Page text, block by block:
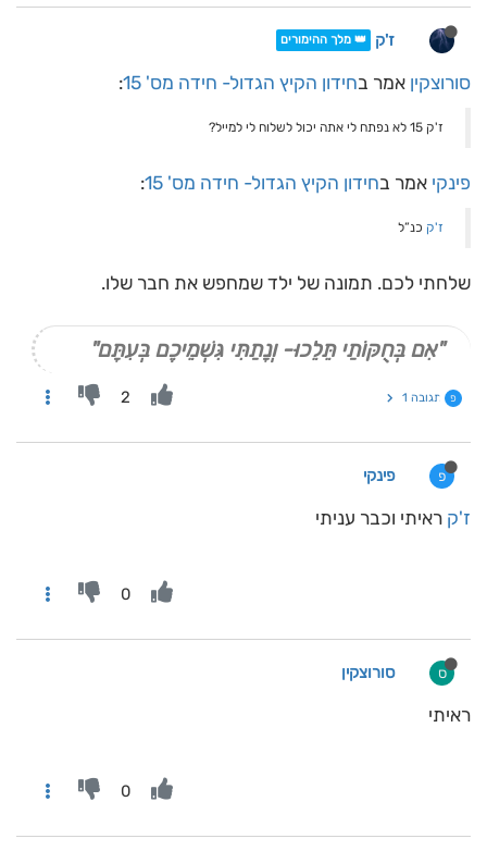
ז'ק 👑 מלך ההימורים
סורוצקין אמר בחידון הקיץ הגדול- חידה מס' 15 :
ז'ק 15 לא נפתח לי אתה יכול לשלוח לי למייל?
פינקי אמר בחידון הקיץ הגדול- חידה מס' 15 :
ז'ק כנ”ל
שלחתי לכם. תמונה של ילד שמחפש את חבר שלו.
"אִם בְּחֻקּוֹתַי תֵּלֵכוּ- וְנָתַתִּי גִּשְׁמֵיכֶם בְּעִתָּם"
פ תגובה 1 2
פ פינקי
ז'ק ראיתי וכבר עניתי
0
ס סורוצקין
ראיתי
0